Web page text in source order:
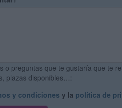
o preguntas que te gustaría que te
plazas disponibles…:
y condiciones y la política de